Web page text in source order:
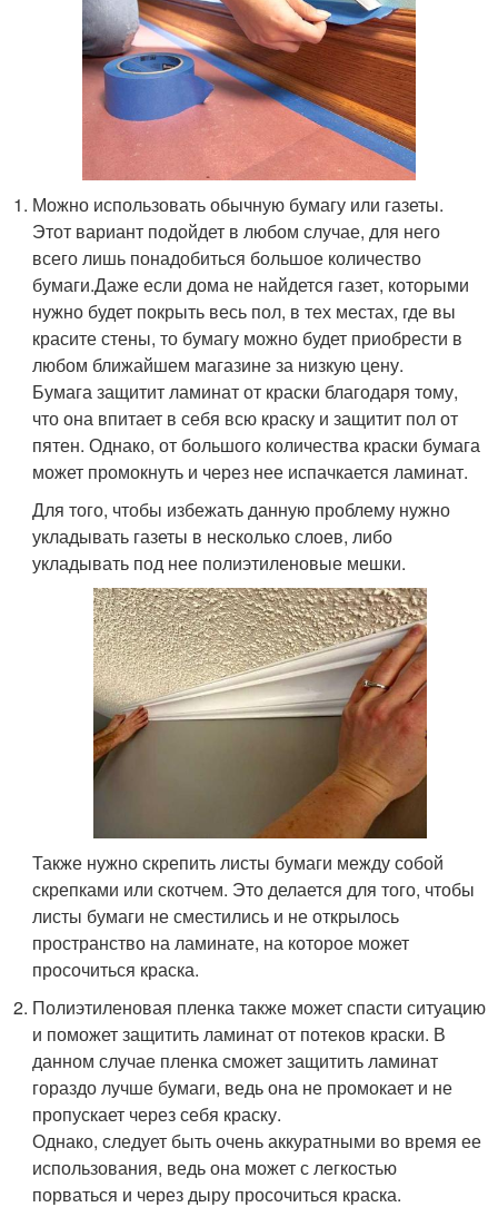
Можно использовать обычную бумагу или газеты.
Этот вариант подойдет в любом случае, для него
всего лишь понадобиться большое количество
бумаги.Даже если дома не найдется газет, которыми
нужно будет покрыть весь пол, в тех местах, где вы
красите стены, то бумагу можно будет приобрести в
любом ближайшем магазине за низкую цену.
Бумага защитит ламинат от краски благодаря тому,
что она впитает в себя всю краску и защитит пол от
пятен. Однако, от большого количества краски бумага
может промокнуть и через нее испачкается ламинат.
Для того, чтобы избежать данную проблему нужно
укладывать газеты в несколько слоев, либо
укладывать под нее полиэтиленовые мешки.
Также нужно скрепить листы бумаги между собой
скрепками или скотчем. Это делается для того, чтобы
листы бумаги не сместились и не открылось
пространство на ламинате, на которое может
просочиться краска.
Полиэтиленовая пленка также может спасти ситуацию
и поможет защитить ламинат от потеков краски. В
данном случае пленка сможет защитить ламинат
гораздо лучше бумаги, ведь она не промокает и не
пропускает через себя краску.
Однако, следует быть очень аккуратными во время ее
использования, ведь она может с легкостью
порваться и через дыру просочиться краска.